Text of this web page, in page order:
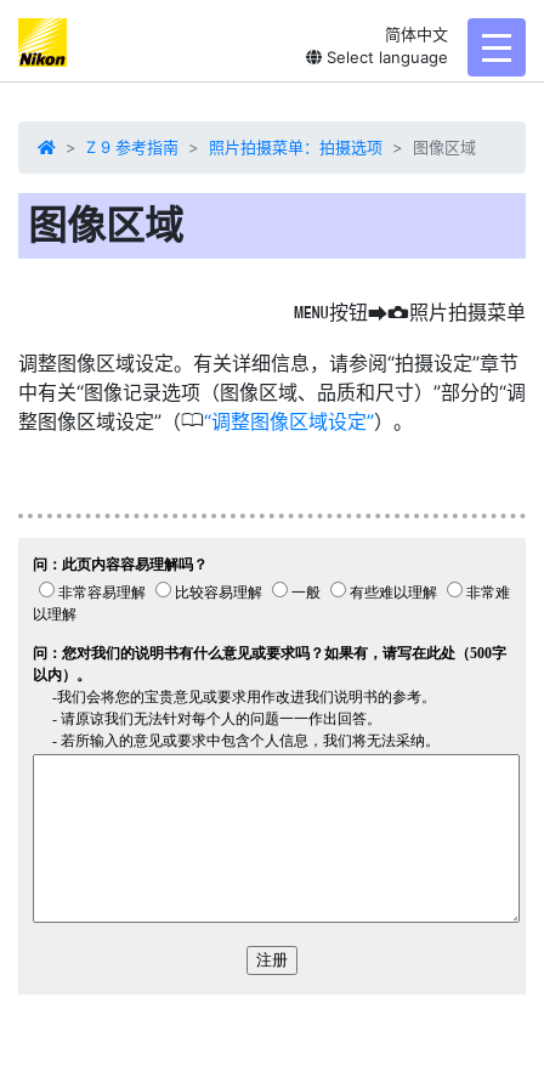
简体中文
Select language
Z 9 参考指南 照片拍摄菜单：拍摄选项 图像区域
图像区域
G按钮UC照片拍摄菜单
调整图像区域设定。有关详细信息，请参阅“拍摄设定”章节
中有关“图像记录选项（图像区域、品质和尺寸）”部分的“调
整图像区域设定”（0 调整图像区域设定 ）。